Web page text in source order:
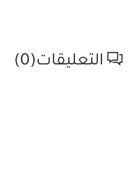
التعليقات(0
)